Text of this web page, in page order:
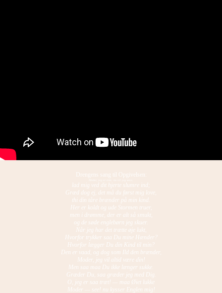
Drengens sang til Opgivelsen:
lad mig ved dit hjerte slumre ind;
Græd dog ej, det må du først mig love,
thi din tåre brænder på min kind.
Her er koldt og ude Stormen truer,
men i drømme, der er alt så smukt,
og de søde englebørn jeg skuer.
Når jeg har det trætte øje lukt,
Hvorfor trykker saa Du mine Hænder?
Hvorfor lægger Du din Kind til min?
Den er vaad, og dog som Ild den brænder,
Moder, jeg vil altid være din!
Men saa maa Du ikke længer sukke.
Græder Du, saa græder jeg med Dig.
O, jeg er saa træt! — maa Øiet lukke
Moder — see! nu kysser Englen mig!